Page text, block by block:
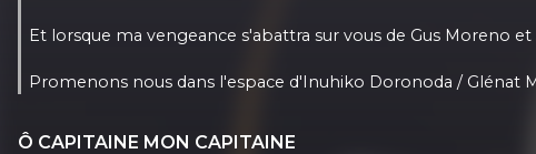
Et lorsque ma vengeance s'abattra sur vous de Gus Moreno
Promenons nous dans l'espace d'Inuhiko Doronoda / Glénat
Ô CAPITAINE MON CAPITAINE